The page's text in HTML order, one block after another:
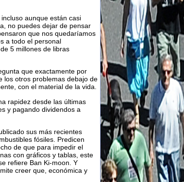
aunque están casi
no puedes dejar de pensar
que nos quedaríamos
a todo el personal
5 millones de libras
que exactamente por
los otros problemas debajo de
con el material de la vida.
rapidez desde las últimas
y pagando dividendos a
sus más recientes
fósiles. Predicen
de que para impedir el
con gráficos y tablas, este
refiere Ban Ki-moon. Y
creer que, económica y